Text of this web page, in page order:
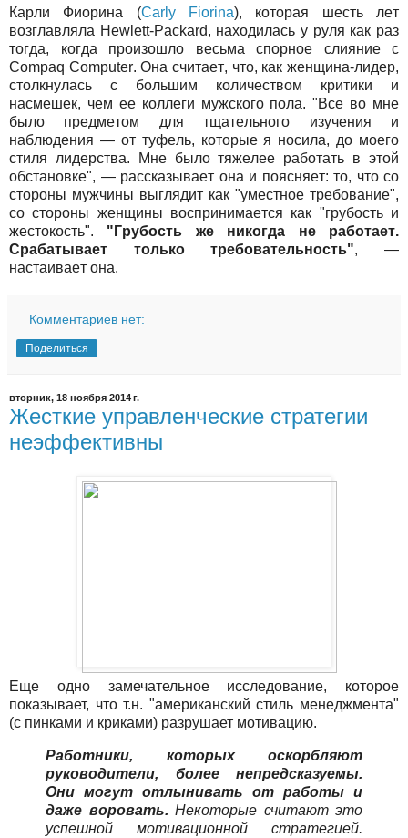
Карли Фиорина (Carly Fiorina), которая шесть лет
возглавляла Hewlett-Packard, находилась у руля как раз
тогда, когда произошло весьма спорное слияние с
Compaq Computer. Она считает, что, как женщина-лидер,
столкнулась с большим количеством критики и
насмешек, чем ее коллеги мужского пола. "Все во мне
было предметом для тщательного изучения и
наблюдения — от туфель, которые я носила, до моего
стиля лидерства. Мне было тяжелее работать в этой
обстановке", — рассказывает она и поясняет: то, что со
стороны мужчины выглядит как "уместное требование",
со стороны женщины воспринимается как "грубость и
жестокость". "Грубость же никогда не работает.
Срабатывает только требовательность", —
настаивает она.
Комментариев нет:
Поделиться
вторник, 18 ноября 2014 г.
Жесткие управленческие стратегии
неэффективны
Еще одно замечательное исследование, которое
показывает, что т.н. "американский стиль менеджмента"
(с пинками и криками) разрушает мотивацию.
Работники, которых оскорбляют
руководители, более непредсказуемы.
Они могут отлынивать от работы и
даже воровать. Некоторые считают это
успешной мотивационной стратегией.